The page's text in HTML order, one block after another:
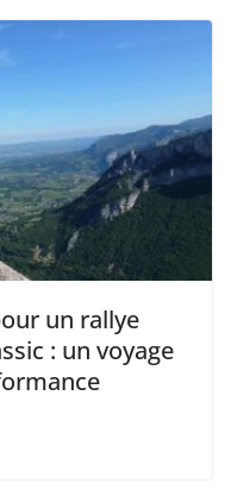
un rallye
: un voyage